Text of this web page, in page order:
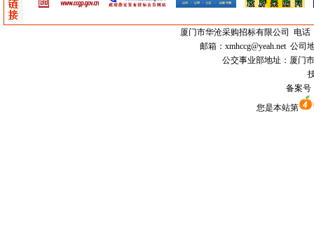
厦门市华沧采购招标有限公司
电话
邮箱： xmhccg@yeah.net公司地
公交事业部地址：厦门
备案
您是本站第